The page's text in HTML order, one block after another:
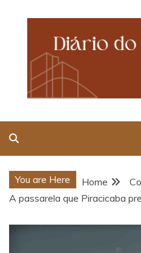
You are Here Home
A passarela que Piracicaba